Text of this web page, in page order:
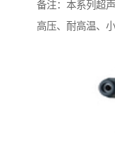
备注：本系列超
高压、耐高温、